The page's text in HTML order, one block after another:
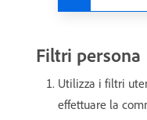
Filtri persona
Utilizza i filtri
effettuare la